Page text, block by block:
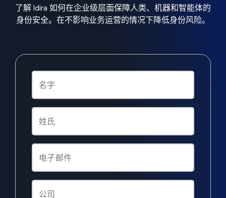
了解 Idira 如何在企业级层面保障人类、机器和智能体的
身份安全。在不影响业务运营的情况下降低身份风险。